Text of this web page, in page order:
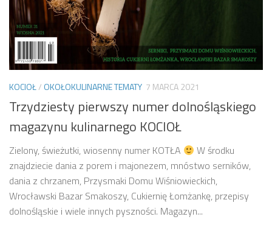
KOCIOŁ/ OKOŁOKULINARNE TEMATY 7 MARCA 2021
Trzydziesty pierwszy numer dolnośląskiego
magazynu kulinarnego KOCIOŁ
Zielony, świeżutki, wiosenny numer KOTŁA
W środku
znajdziecie dania z porem i majonezem, mnóstwo serników,
dania z chrzanem, Przysmaki Domu Wiśniowieckich,
Wrocławski Bazar Smakoszy, Cukiernię Łomżankę, przepisy
dolnośląskie i wiele innych pyszności. Magazyn...